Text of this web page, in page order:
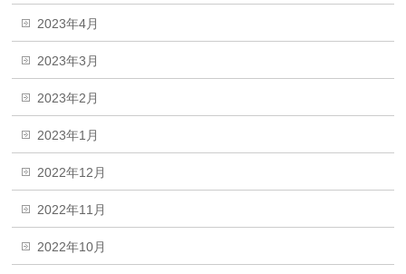
2023年4月
2023年3月
2023年2月
2023年1月
2022年12月
2022年11月
2022年10月